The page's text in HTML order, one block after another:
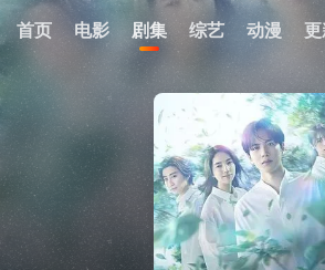
首页 电影 剧集 综艺 动漫
暂无观看影片的记录